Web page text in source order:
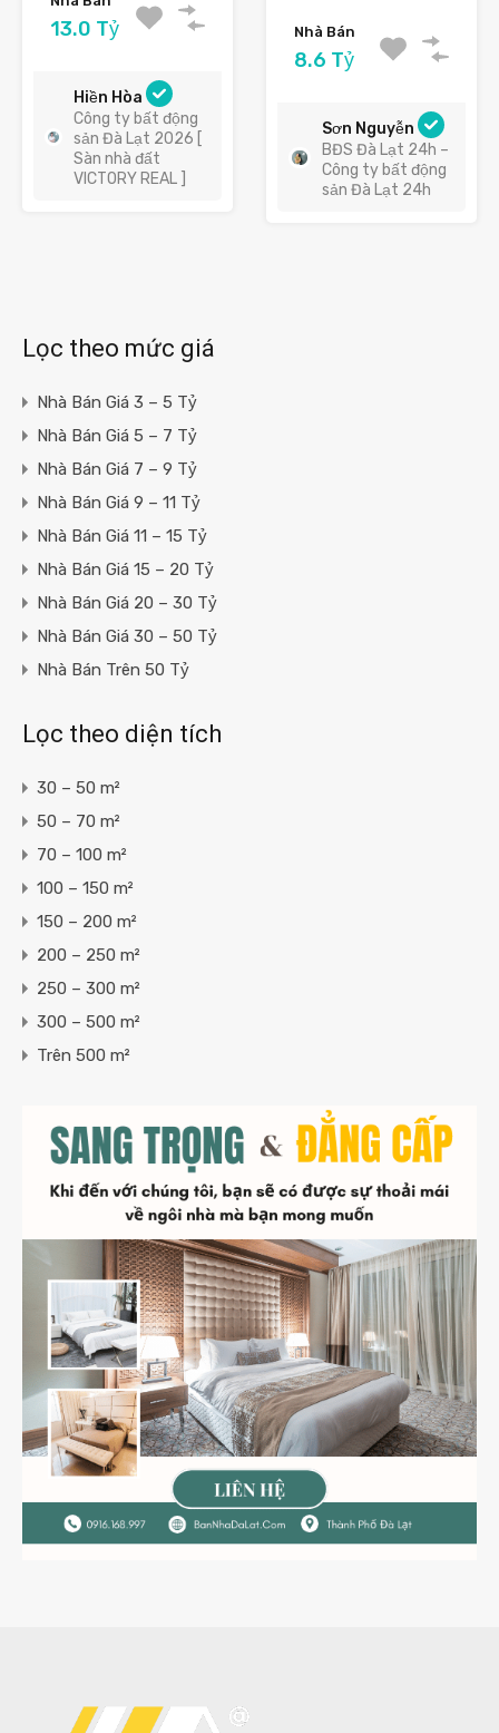
13.0 Tỷ
Hiền Hòa
Công ty bất động
sản Đà Lạt 2026 [
Sàn nhà đất
VICTORY REAL ]
Nhà Bán
8.6 Tỷ
Sơn Nguyễn
BĐS Đà Lạt 24h –
Công ty bất động
sản Đà Lạt 24h
Lọc theo mức giá
Nhà Bán Giá 3 – 5 Tỷ
Nhà Bán Giá 5 – 7 Tỷ
Nhà Bán Giá 7 – 9 Tỷ
Nhà Bán Giá 9 – 11 Tỷ
Nhà Bán Giá 11 – 15 Tỷ
Nhà Bán Giá 15 – 20 Tỷ
Nhà Bán Giá 20 – 30 Tỷ
Nhà Bán Giá 30 – 50 Tỷ
Nhà Bán Trên 50 Tỷ
Lọc theo diện tích
30 – 50 m²
50 – 70 m²
70 – 100 m²
100 – 150 m²
150 – 200 m²
200 – 250 m²
250 – 300 m²
300 – 500 m²
Trên 500 m²